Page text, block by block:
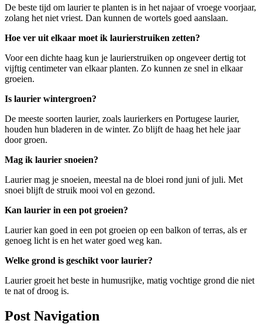
De beste tijd om laurier te planten is in het najaar of vroege voorjaar,
zolang het niet vriest. Dan kunnen de wortels goed aanslaan.
Hoe ver uit elkaar moet ik laurierstruiken zetten?
Voor een dichte haag kun je laurierstruiken op ongeveer dertig tot
vijftig centimeter van elkaar planten. Zo kunnen ze snel in elkaar
groeien.
Is laurier wintergroen?
De meeste soorten laurier, zoals laurierkers en Portugese laurier,
houden hun bladeren in de winter. Zo blijft de haag het hele jaar
door groen.
Mag ik laurier snoeien?
Laurier mag je snoeien, meestal na de bloei rond juni of juli. Met
snoei blijft de struik mooi vol en gezond.
Kan laurier in een pot groeien?
Laurier kan goed in een pot groeien op een balkon of terras, als er
genoeg licht is en het water goed weg kan.
Welke grond is geschikt voor laurier?
Laurier groeit het beste in humusrijke, matig vochtige grond die niet
te nat of droog is.
Post Navigation